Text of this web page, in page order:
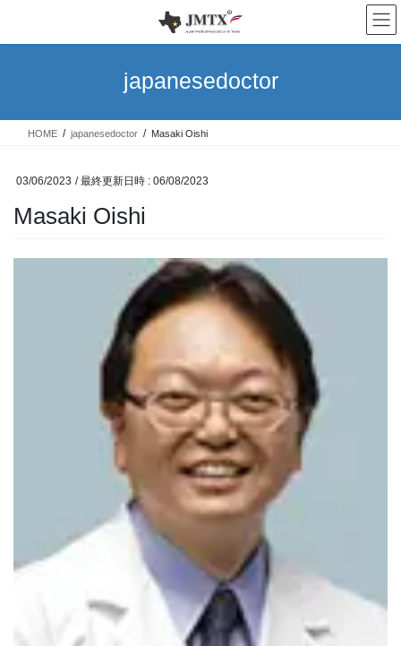
テ
ス
ゲ
ン
japanesedoctor
HOME japanesedoctor Masaki Oishi
03/06/2023 / 最終更新日時 : 06/08/2023
Masaki Oishi